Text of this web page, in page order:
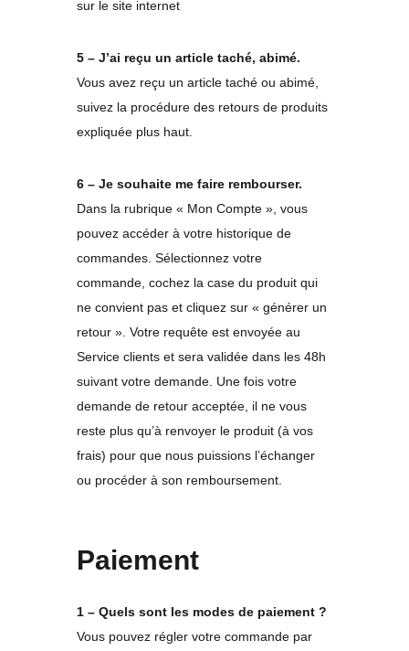
sur le site internet
5 – J’ai reçu un article taché, abimé.
Vous avez reçu un article taché ou abimé,
suivez la procédure des retours de produits
expliquée plus haut.
6 – Je souhaite me faire rembourser.
Dans la rubrique « Mon Compte », vous
pouvez accéder à votre historique de
commandes. Sélectionnez votre
commande, cochez la case du produit qui
ne convient pas et cliquez sur « générer un
retour ». Votre requête est envoyée au
Service clients et sera validée dans les 48h
suivant votre demande. Une fois votre
demande de retour acceptée, il ne vous
reste plus qu’à renvoyer le produit (à vos
frais) pour que nous puissions l’échanger
ou procéder à son remboursement.
Paiement
1 – Quels sont les modes de paiement ?
Vous pouvez régler votre commande par